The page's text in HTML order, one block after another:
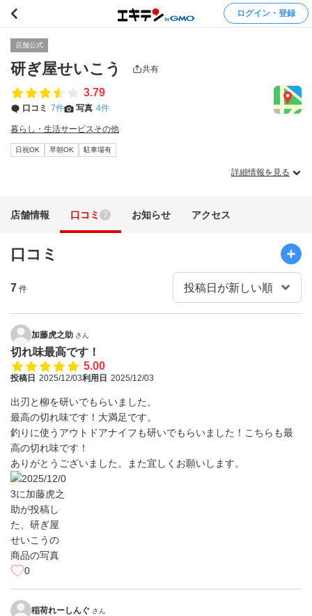
ログイン・登録
店舗公式
研ぎ屋せいこう 共有
3.79
口コミ 7件 写真 4件
暮らし・生活サービスその他
日祝OK 早朝OK 駐車場有
詳細情報を見る
店舗情報 口コミ 7 お知らせ アクセス
口コミ
7 件
加藤虎之助 さん
切れ味最高です！
5.00
投稿日 2025/12/03利用日 2025/12/03
出刃と柳を研いでもらいました。
最高の切れ味です！大満足です。
釣りに使うアウトドアナイフも研いでもらいました！こちらも最
高の切れ味です！
ありがとうございました。また宜しくお願いします。
0
稲荷れーしんぐ さん